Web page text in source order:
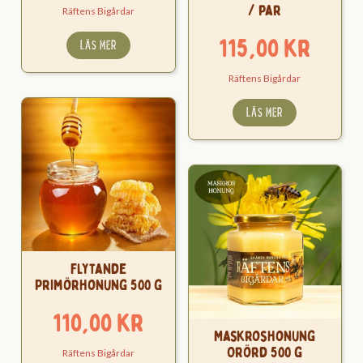
Räftens Bigårdar
LÄS MER
/ par
115,00kr
Räftens Bigårdar
LÄS MER
Flytande
Primörhonung 500 g
110,00kr
Räftens Bigårdar
Maskroshonung
Orörd 500 g